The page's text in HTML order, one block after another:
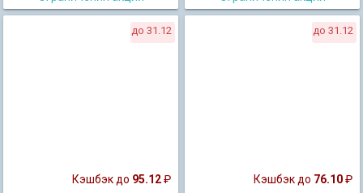
до 31.12
Кэшбэк до 95.12₽
до 31.12
Кэшбэк до 76.10₽